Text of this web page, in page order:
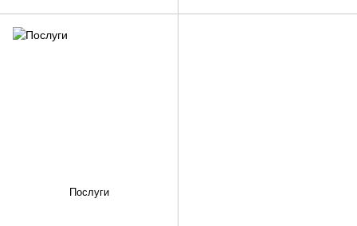
Послуги